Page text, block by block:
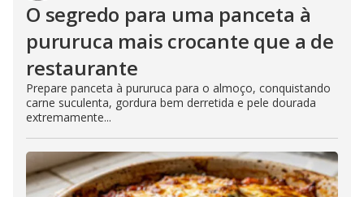
O segredo para uma panceta à
pururuca mais crocante que a de
restaurante
Prepare panceta à pururuca para o almoço, conquistando
carne suculenta, gordura bem derretida e pele dourada
extremamente...